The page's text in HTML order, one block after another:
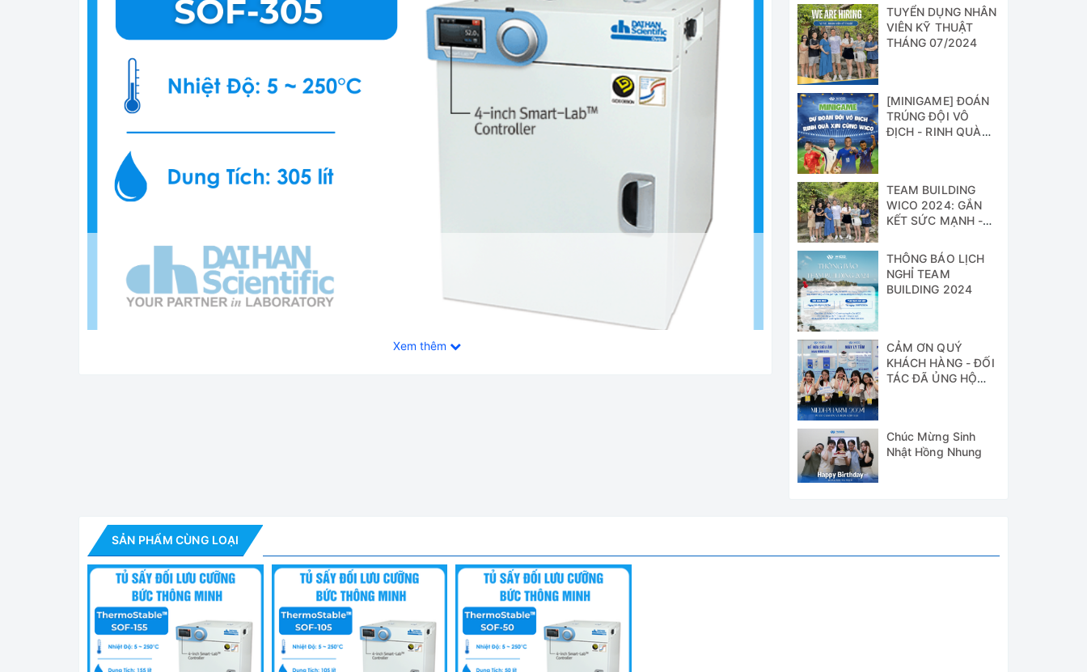
✅ Dòng Smart màn hình cảm ứng 4 inch. Có thể cài đặt giám sát nhiệt độ qua APP. Nhiệt độ RT+5 đến 250 độ C.
✅ Điều khiển nhiệt độ chính xác với Bộ điều khiển kỹ thuật số Fuzzy
✅ Tối ưu hóa luồng không khí với cơ chế đối lưu tự nhiên
✅ Bộ điều khiển Smart-LabTM
✅Kết nối máy tính qua giao diện RS232C và USB
Xem thêm
TUYỂN DỤNG NHÂN
VIÊN KỸ THUẬT
THÁNG 07/2024
[MINIGAME] ĐOÁN
TRÚNG ĐỘI VÔ
ĐỊCH - RINH QUÀ
TEAM BUILDING
WICO 2024: GẮN
KẾT SỨC MẠNH -
THÀNH CÔNG
THÔNG BÁO LỊCH
NGHỈ TEAM
BUILDING 2024
CẢM ƠN QUÝ
KHÁCH HÀNG - ĐỐI
TÁC ĐÃ ỦNG HỘ
Chúc Mừng Sinh
Nhật Hồng Nhung
SẢN PHẨM CÙNG LOẠI